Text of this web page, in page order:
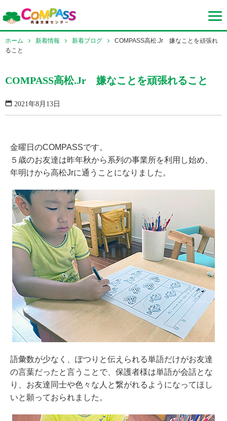
ホーム 新着情報 新着ブログ
COMPASS高松.Jr 嫌なことを頑張れ
ること
COMPASS高松.Jr 嫌なことを頑張れること
2021年8月13日
金曜日のCOMPASSです。
５歳のお友達は昨年秋から系列の事業所を利用し始め、
年明けから高松Jrに通うことになりました。
語彙数が少なく、ぽつりと伝えられる単語だけがお友達
の言葉だったと言うことで、保護者様は単語が会話とな
り、お友達同士や色々な人と繋がれるようになってほし
いと願っておられました。